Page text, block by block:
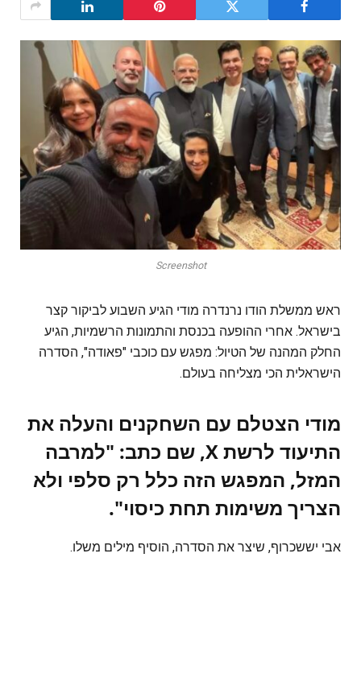
Screenshot
ראש ממשלת הודו נרנדרה מודי הגיע השבוע לביקור קצר
בישראל. אחרי ההופעה בכנסת והתמונות הרשמיות, הגיע
החלק המהנה של הטיול: מפגש עם כוכבי "פאודה", הסדרה
הישראלית הכי מצליחה בעולם.
מודי הצטלם עם השחקנים והעלה את
התיעוד לרשת X, שם כתב: "למרבה
המזל, המפגש הזה כלל רק סלפי ולא
הצריך משימות תחת כיסוי".
אבי יששכרוף, שיצר את הסדרה, הוסיף מילים משלו.